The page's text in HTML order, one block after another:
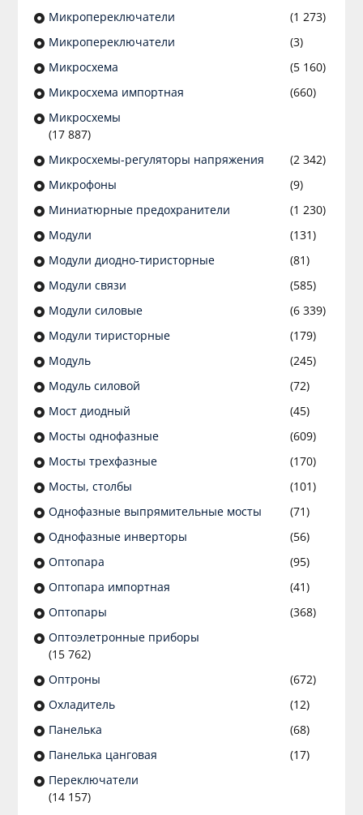
Микропереключатели
(1 273)
Микропереключатели
(3)
Микросхема
(5 160)
Микросхема импортная
(660)
Микросхемы
(17 887)
Микросхемы-регуляторы напряжения
(2 342)
Микрофоны
(9)
Миниатюрные предохранители
(1 230)
Модули
(131)
Модули диодно-тиристорные
(81)
Модули связи
(585)
Модули силовые
(6 339)
Модули тиристорные
(179)
Модуль
(245)
Модуль силовой
(72)
Мост диодный
(45)
Мосты однофазные
(609)
Мосты трехфазные
(170)
Мосты, столбы
(101)
Однофазные выпрямительные мосты
(71)
Однофазные инверторы
(56)
Оптопара
(95)
Оптопара импортная
(41)
Оптопары
(368)
Оптоэлетронные приборы
(15 762)
Оптроны
(672)
Охладитель
(12)
Панелька
(68)
Панелька цанговая
(17)
Переключатели
(14 157)